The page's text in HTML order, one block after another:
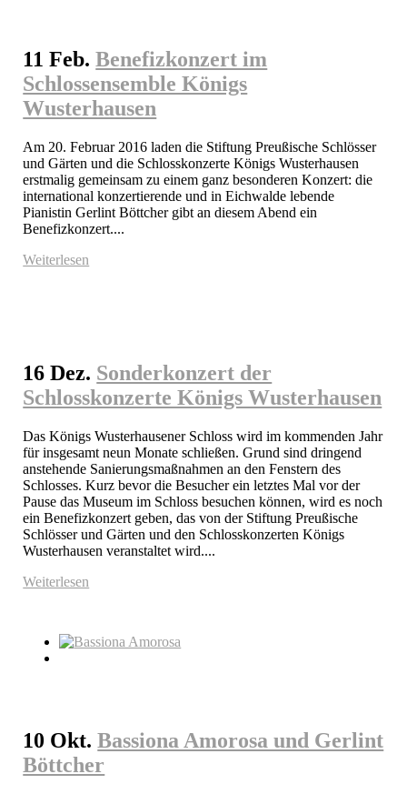
11 Feb. Benefizkonzert im
Schlossensemble Königs
Wusterhausen
Am 20. Februar 2016 laden die Stiftung Preußische Schlösser
und Gärten und die Schlosskonzerte Königs Wusterhausen
erstmalig gemeinsam zu einem ganz besonderen Konzert: die
international konzertierende und in Eichwalde lebende
Pianistin Gerlint Böttcher gibt an diesem Abend ein
Benefizkonzert....
Weiterlesen
16 Dez. Sonderkonzert der
Schlosskonzerte Königs Wusterhausen
Das Königs Wusterhausener Schloss wird im kommenden Jahr
für insgesamt neun Monate schließen. Grund sind dringend
anstehende Sanierungsmaßnahmen an den Fenstern des
Schlosses. Kurz bevor die Besucher ein letztes Mal vor der
Pause das Museum im Schloss besuchen können, wird es noch
ein Benefizkonzert geben, das von der Stiftung Preußische
Schlösser und Gärten und den Schlosskonzerten Königs
Wusterhausen veranstaltet wird....
Weiterlesen
10 Okt. Bassiona Amorosa und Gerlint
Böttcher